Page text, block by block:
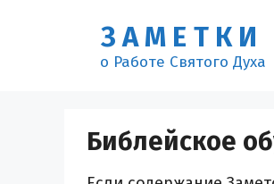
содержимому
ЗАМЕТКИ
о Работе Святого Духа
Библейское